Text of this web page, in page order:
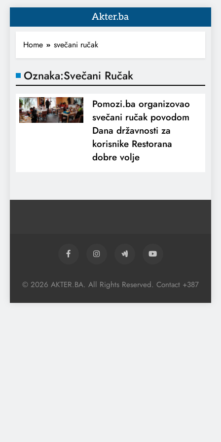
Akter.ba
Home svečani ručak
Oznaka:Svečani Ručak
Pomozi.ba organizovao
svečani ručak povodom
Dana državnosti za
korisnike Restorana
dobre volje
© 2026 AKTER.BA. All Rights Reserved. Contact +387